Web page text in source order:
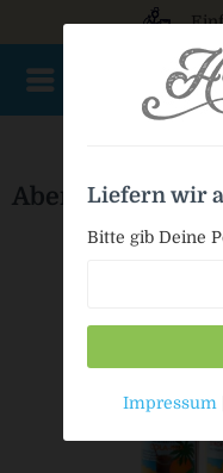
Abenstaler Limo
Liefern wir
Bitte gib Deine
Impressum